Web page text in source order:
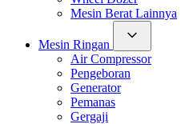
Mesin Berat Lainnya
Mesin Ringan
Air Compressor
Pengeboran
Generator
Pemanas
Gergaji